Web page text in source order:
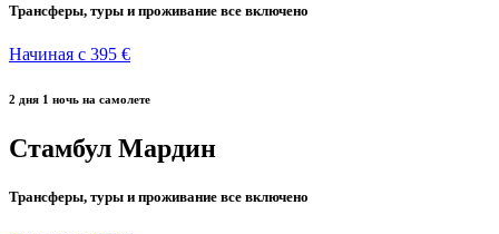
Трансферы, туры и проживание все включено
Начиная с 395 €
2 дня 1 ночь на самолете
Стамбул Мардин
Трансферы, туры и проживание все включено